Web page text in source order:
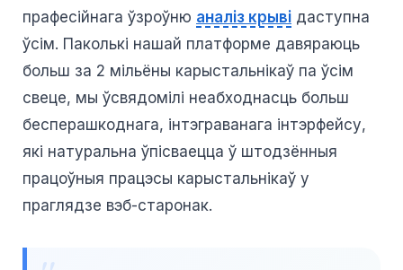
прафесійнага ўзроўню аналіз крыві даступна
ўсім. Паколькі нашай платформе давяраюць
больш за 2 мільёны карыстальнікаў па ўсім
свеце, мы ўсвядомілі неабходнасць больш
бесперашкоднага, інтэграванага інтэрфейсу,
які натуральна ўпісваецца ў штодзённыя
працоўныя працэсы карыстальнікаў у
праглядзе вэб-старонак.